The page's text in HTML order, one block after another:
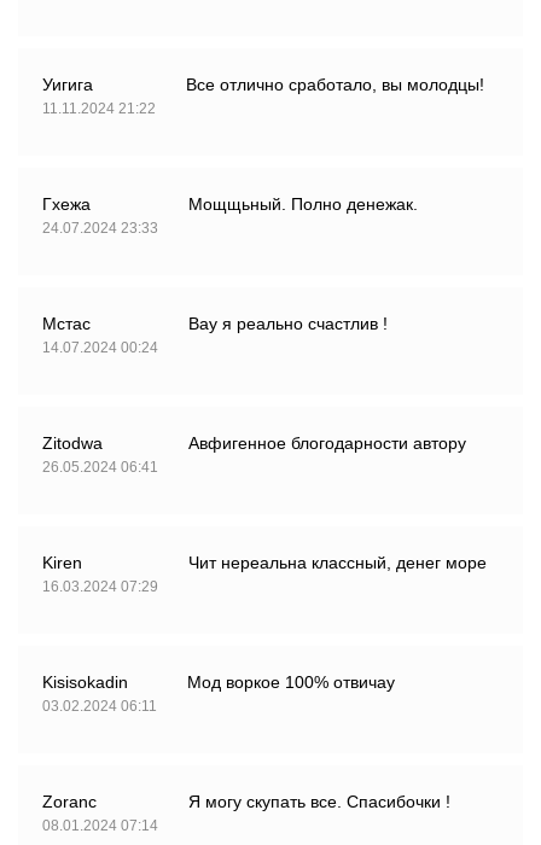
Уигига
11.11.2024 21:22
Все отлично сработало, вы молодцы!
Гхежа
24.07.2024 23:33
Мощщьный. Полно денежак.
Мстас
14.07.2024 00:24
Вау я реально счастлив !
Zitodwa
26.05.2024 06:41
Авфигенное блогодарности автору
Kiren
16.03.2024 07:29
Чит нереальна классный, денег море
Kisisokadin
03.02.2024 06:11
Мод воркое 100% отвичау
Zoranc
08.01.2024 07:14
Я могу скупать все. Спасибочки !